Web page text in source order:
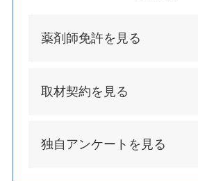
薬剤師免許を見る
取材契約を見る
独自アンケートを見る